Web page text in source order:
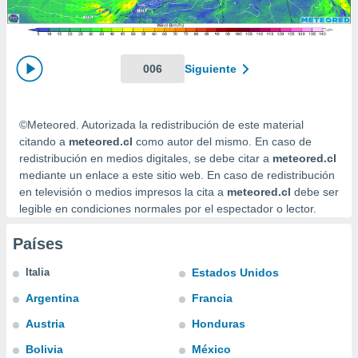
permite
seguir
botón
a la
la
todas
ya sean
nos
y análisis
así como
perfil
y
CONFIGURACIÓN
006 Siguiente
©Meteored. Autorizada la redistribución de este material
citando a meteored.cl como autor del mismo. En caso de
redistribución en medios digitales, se debe citar a meteored.cl
mediante un enlace a este sitio web. En caso de redistribución
en televisión o medios impresos la cita a meteored.cl debe ser
legible en condiciones normales por el espectador o lector.
Países
Italia
Argentina
Austria
Bolivia
Estados Unidos
Francia
Honduras
México